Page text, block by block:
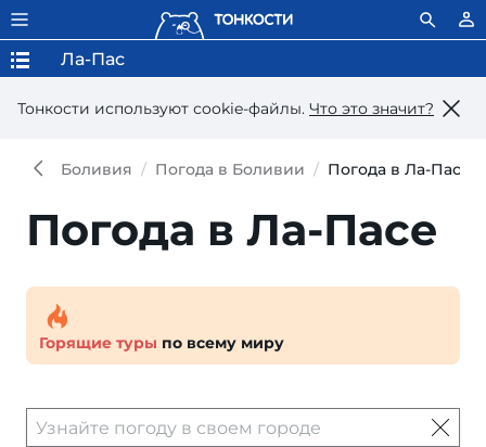
Тонкости используют сookie-файлы. Что это значит?
Ла-Пас
Боливия Погода в Боливии Погода в Ла-Пасе
Погода в Ла-Пасе
Горящие туры по всему миру